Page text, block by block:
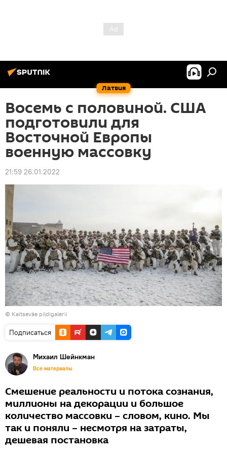
Латвия
Восемь с половиной. США
подготовили для
Восточной Европы
военную массовку
21:59 26.01.2022
© Kaitseväe pildigalerii
Подписаться
Михаил Шейнкман
Все материалы
Смешение реальности и потока сознания,
миллионы на декорации и большое
количество массовки – словом, кино. Мы
так и поняли – несмотря на затраты,
дешевая постановка